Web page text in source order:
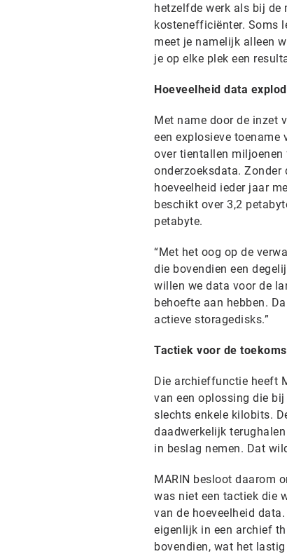
hetzelfde werk als bij de
kostenefficiënter. Soms
meet je namelijk alleen
je op elke plek een
Hoeveelheid data
Met name door de inzet
een explosieve toename
over tientallen miljoenen
onderzoeksdata. Zonder
hoeveelheid ieder jaar
beschikt over 3,2
petabyte.
“Met het oog op de
die bovendien een
willen we data voor de
behoefte aan hebben.
actieve storagedisks.”
Tactiek voor de
Die archieffunctie heeft
van een oplossing die
slechts enkele kilobits.
daadwerkelijk
in beslag nemen. Dat
MARIN besloot daarom
was niet een tactiek die
van de hoeveelheid
eigenlijk in een archief
bovendien, wat het